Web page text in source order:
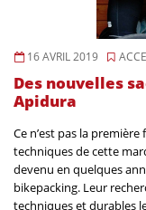
16 AVRIL 2019
Des nouvelles
Apidura
Ce n’est pas la
techniques de cette
devenu en quelques
bikepacking. Leur
techniques et durables